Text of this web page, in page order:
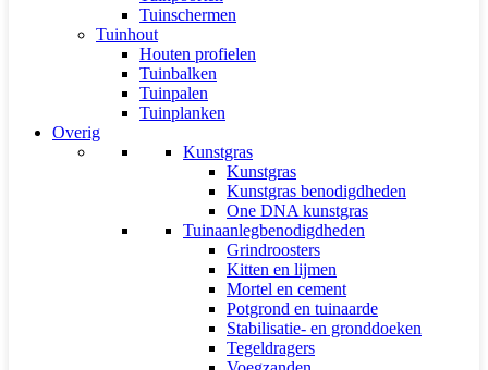
Tuinschermen
Tuinhout
Houten profielen
Tuinbalken
Tuinpalen
Tuinplanken
Overig
Kunstgras
Kunstgras
Kunstgras benodigdheden
One DNA kunstgras
Tuinaanlegbenodigdheden
Grindroosters
Kitten en lijmen
Mortel en cement
Potgrond en tuinaarde
Stabilisatie- en gronddoeken
Tegeldragers